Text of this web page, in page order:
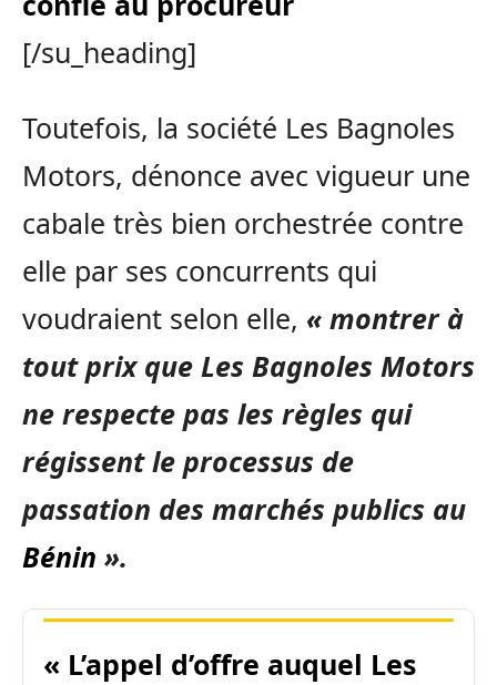
[/su_heading]
Toutefois, la société Les Bagnoles
Motors, dénonce avec vigueur une
cabale très bien orchestrée contre
elle par ses concurrents qui
voudraient selon elle, « montrer à
tout prix que Les Bagnoles Motors
ne respecte pas les règles qui
régissent le processus de
passation des marchés publics au
Bénin ».
« L’appel d’offre auquel Les